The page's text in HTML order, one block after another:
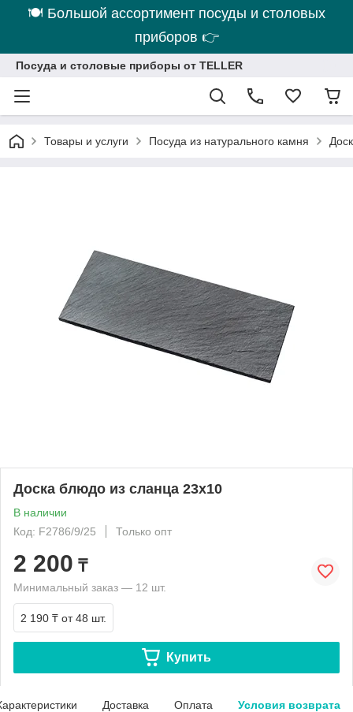
🍽 Большой ассортимент посуды и столовых
приборов 👉
Посуда и столовые приборы от TELLER
Товары и услуги Посуда из натурального камня
Доска блюдо из сланца 23х10
В наличии
Код: F2786/9/25
Только опт
2 200 ₸
Минимальный заказ — 12 шт.
2 190 ₸ от 48 шт.
Купить
Доставка Оплата Условия возврата